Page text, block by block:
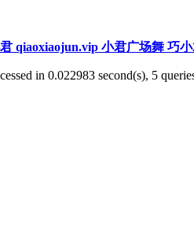
qiaoxiaojun.vip 小君广场舞 巧
in 0.022983 second(s), 5